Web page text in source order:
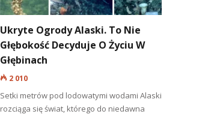
Ukryte Ogrody Alaski. To Nie
Głębokość Decyduje O Życiu W
Głębinach
2 010
Setki metrów pod lodowatymi wodami Alaski
rozciąga się świat, którego do niedawna